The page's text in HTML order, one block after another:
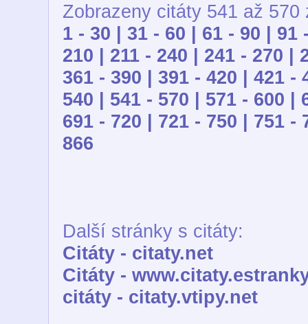
Zobrazeny citáty 541 až 570
1 - 30 | 31 - 60 | 61 - 90 | 91
210 | 211 - 240 | 241 - 270 |
361 - 390 | 391 - 420 | 421 -
540 | 541 - 570 | 571 - 600 |
691 - 720 | 721 - 750 | 751 -
866
Další stránky s citáty:
Citáty - citaty.net
Citáty -
citáty - citaty.vtipy.net